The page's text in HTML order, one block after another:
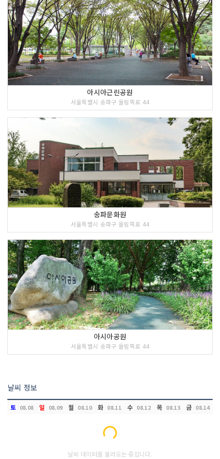
아시아근린공원
서울특별시 송파구 올림픽로 44
송파문화원
서울특별시 송파구 올림픽로 44
아시아공원
서울특별시 송파구 올림픽로 44
날씨 정보
토 08.08 일 08.09 월 08.10 화 08.11 수 08.12 목 08.13 금 08.14
Loading...
날씨 데이터를 불러오는 중입니다.